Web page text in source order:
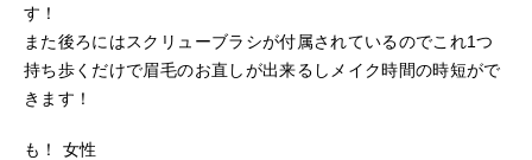
す！
また後ろにはスクリューブラシが付属されているのでこれ1つ
持ち歩くだけで眉毛のお直しが出来るしメイク時間の時短がで
きます！
も！ 女性